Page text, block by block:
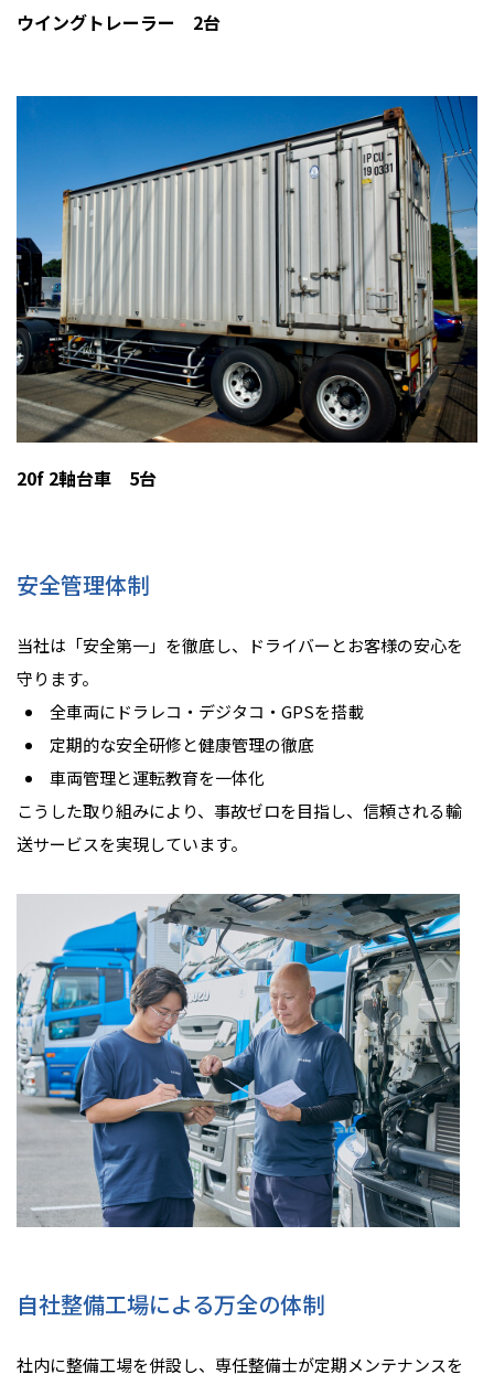
ウイングトレーラー 2台
20f 2軸台車 5台
安全管理体制
当社は「安全第一」を徹底し、ドライバーとお客様の安心を
守ります。
全車両にドラレコ・デジタコ・GPSを搭載
定期的な安全研修と健康管理の徹底
車両管理と運転教育を一体化
こうした取り組みにより、事故ゼロを目指し、信頼される輸
送サービスを実現しています。
自社整備工場による万全の体制
社内に整備工場を併設し、専任整備士が定期メンテナンスを